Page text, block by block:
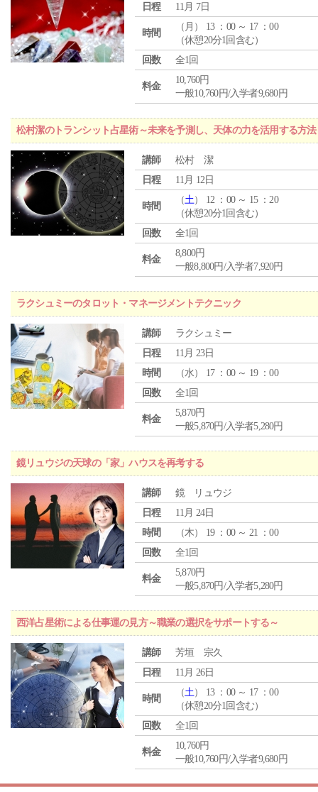
日程
11月 7日
時間
（ 月 ） 13 ：00 ～ 17 ：00
（休憩20分1回含む）
回数
全1回
料金
10,760円
一般10,760円/入学者9,680円
松村潔のトランシット占星術～未来を予測し、天体の力を活用する方法
講師
松村 潔
日程
11月 12日
時間
（土） 12 ：00 ～ 15 ：20
（休憩20分1回含む）
回数
全1回
料金
8,800円
一般8,800円/入学者7,920円
ラクシュミーのタロット・マネージメントテクニック
講師
ラクシュミー
日程
11月 23日
時間
（水） 17 ：00 ～ 19 ：00
回数
全1回
料金
5,870円
一般5,870円/入学者5,280円
鏡リュウジの天球の「家」ハウスを再考する
講師
鏡 リュウジ
日程
11月 24日
時間
（木） 19 ：00 ～ 21 ：00
回数
全1回
料金
5,870円
一般5,870円/入学者5,280円
西洋占星術による仕事運の見方～職業の選択をサポートする～
講師
芳垣 宗久
日程
11月 26日
時間
（土） 13 ：00 ～ 17 ：00
（休憩20分1回含む）
回数
全1回
料金
10,760円
一般10,760円/入学者9,680円